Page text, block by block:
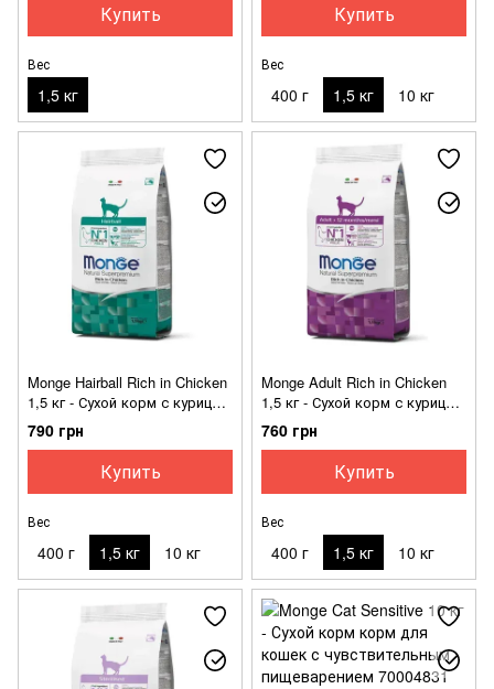
Купить
Вес
1,5 кг
Купить
Вес
400 г 1,5 кг 10 кг
Monge Hairball Rich in Chicken
1,5 кг - Сухой корм с курицей
для выведения комочков
шерсти для кошек
790 грн
Купить
Вес
400 г 1,5 кг 10 кг
Monge Adult Rich in Chicken
1,5 кг - Сухой корм с курицей
для взрослых кошек
возрасте от 1 года до 7 лет
760 грн
Купить
Вес
400 г 1,5 кг 10 кг